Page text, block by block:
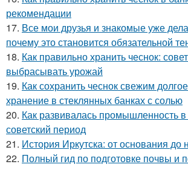
рекомендации
17. Все мои друзья и знакомые уже
почему это становится обязательной
18. Как правильно хранить чеснок:
выбрасывать урожай
19. Как сохранить чеснок свежим
хранение в стеклянных банках с солью
20. Как развивалась промышленность в
советский период
21. История Иркутска: от основания до
22. Полный гид по подготовке почвы и